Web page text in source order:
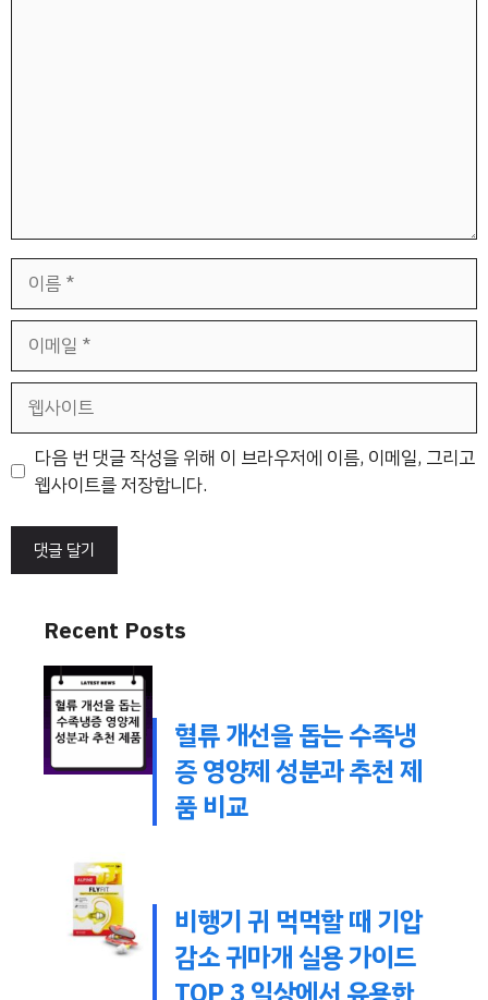
일
트
다음 번 댓글 작성을 위해 이 브라우저에 이름, 이메일, 그리고
웹사이트를 저장합니다.
Recent Posts
혈류 개선을 돕는 수족냉
증 영양제 성분과 추천 제
품 비교
비행기 귀 먹먹할 때 기압
감소 귀마개 실용 가이드